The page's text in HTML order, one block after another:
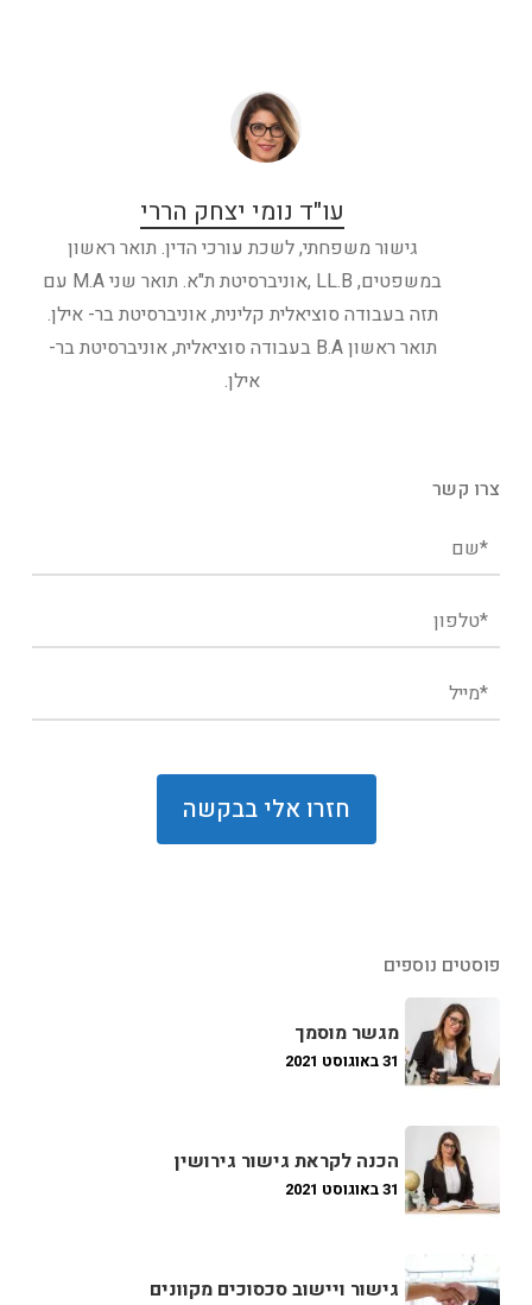
עו"ד נומי יצחק הררי
גישור משפחתי, לשכת עורכי הדין. תואר ראשון
במשפטים, LL.B ,אוניברסיטת ת"א. תואר שני M.A עם
תזה בעבודה סוציאלית קלינית, אוניברסיטת בר- אילן.
תואר ראשון B.A בעבודה סוציאלית, אוניברסיטת בר-
אילן.
צרו קשר
פוסטים נוספים
מגשר מוסמך
31 באוגוסט 2021
הכנה לקראת גישור גירושין
31 באוגוסט 2021
גישור ויישוב סכסוכים מקוונים